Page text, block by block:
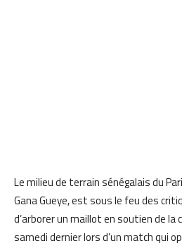
Le milieu de terrain sénégalais du
Gana Gueye, est sous le feu des
d’arborer un maillot en soutien de la
samedi dernier lors d’un match qui